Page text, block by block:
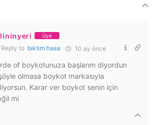
Üye
Reply to bıktım haaa 10 ay önce
of boykotunuza başlarım diyordun
olmasa boykot markasıyla
Karar ver boykot senin için
mi